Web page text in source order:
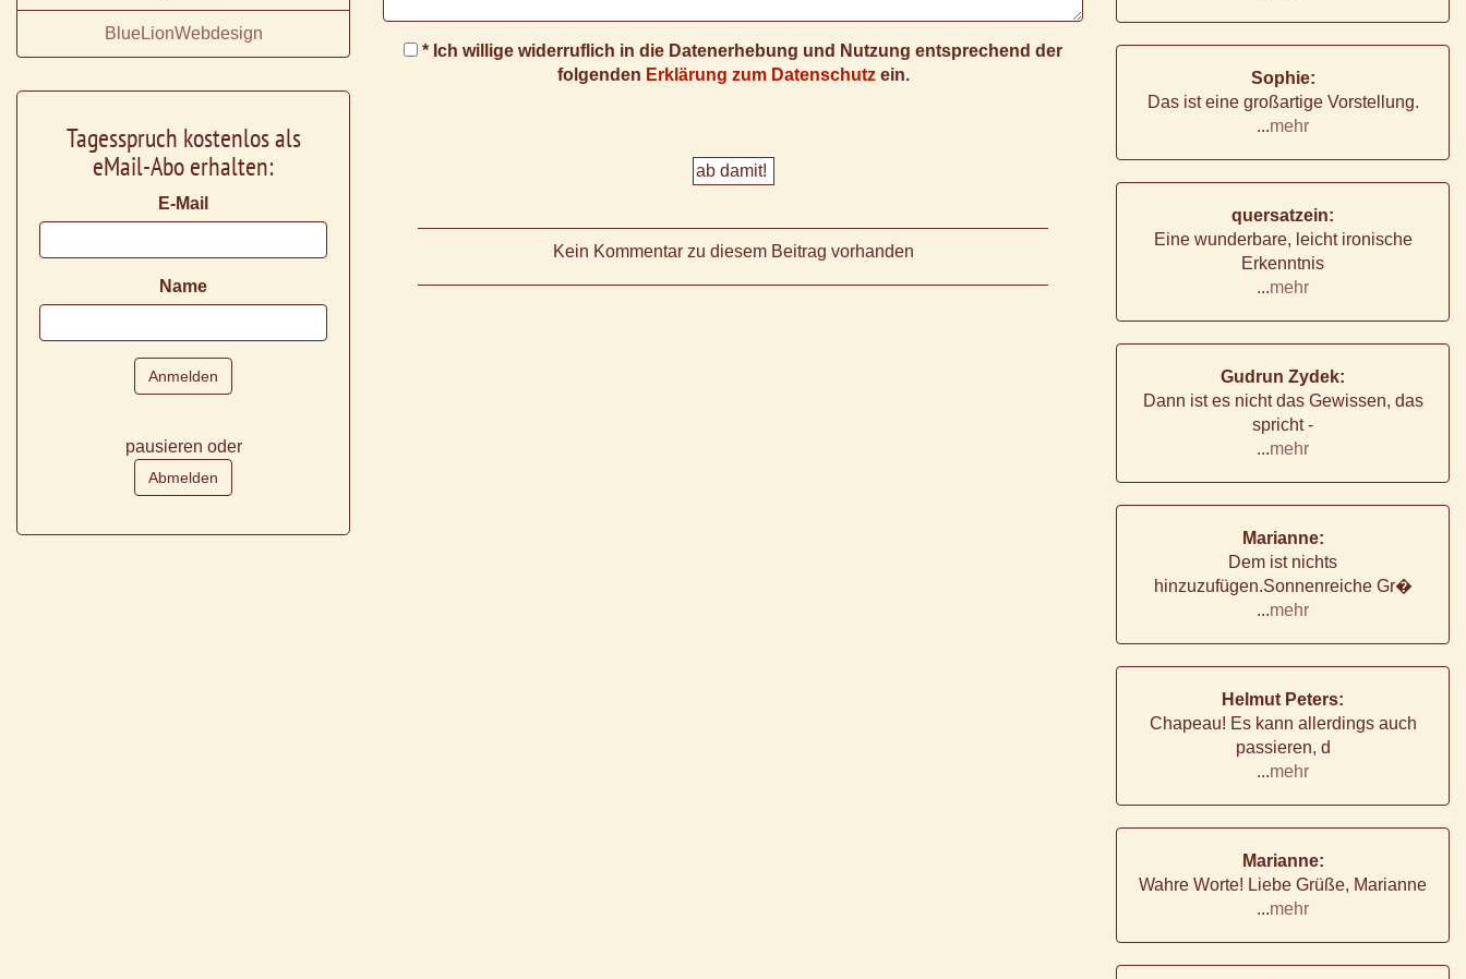
* Ich willige widerruflich in die Datenerhebung und Nutzung entsprechend der
folgenden Erklärung zum Datenschutzein.
Kein Kommentar zu diesem Beitrag vorhanden
BlueLionWebdesign
Tagesspruch kostenlos als
eMail-Abo erhalten:
E-Mail
Name
pausieren oder
Sophie:
Das ist eine großartige Vorstellung.
...mehr
quersatzein:
Eine wunderbare, leicht ironische
Erkenntnis
...mehr
Gudrun Zydek:
Dann ist es nicht das Gewissen, das
spricht -
...mehr
Marianne:
Dem ist nichts
hinzuzufügen.Sonnenreiche Gr�
...mehr
Helmut Peters:
Chapeau! Es kann allerdings auch
passieren, d
...mehr
Marianne:
Wahre Worte! Liebe Grüße, Marianne
...mehr